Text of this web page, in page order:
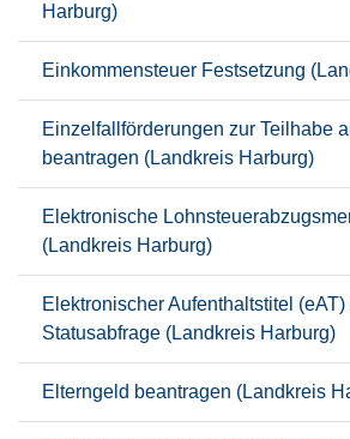
Harburg)
Einkommensteuer Festsetzung
Einzelfallförderungen zur Teilhabe
beantragen (Landkreis Harburg)
Elektronische
(Landkreis Harburg)
Elektronischer Aufenthaltstitel
Statusabfrage (Landkreis Harburg)
Elterngeld beantragen (Landkreis